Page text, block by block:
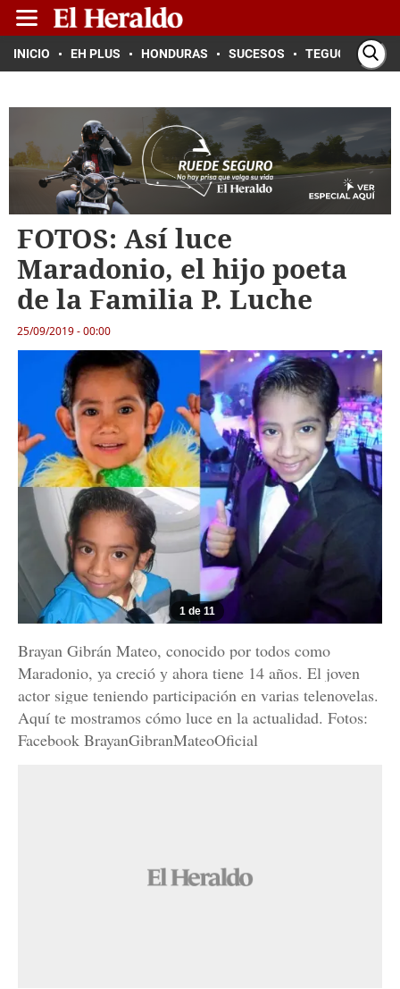
INICIO EH PLUS HONDURAS SUCESOS TEGUCIGALPA
FOTOS: Así luce
Maradonio, el hijo poeta
de la Familia P. Luche
25/09/2019 - 00:00
1 de 11
Brayan Gibrán Mateo, conocido por todos como
Maradonio, ya creció y ahora tiene 14 años. El joven
actor sigue teniendo participación en varias telenovelas.
Aquí te mostramos cómo luce en la actualidad. Fotos:
Facebook BrayanGibranMateoOficial